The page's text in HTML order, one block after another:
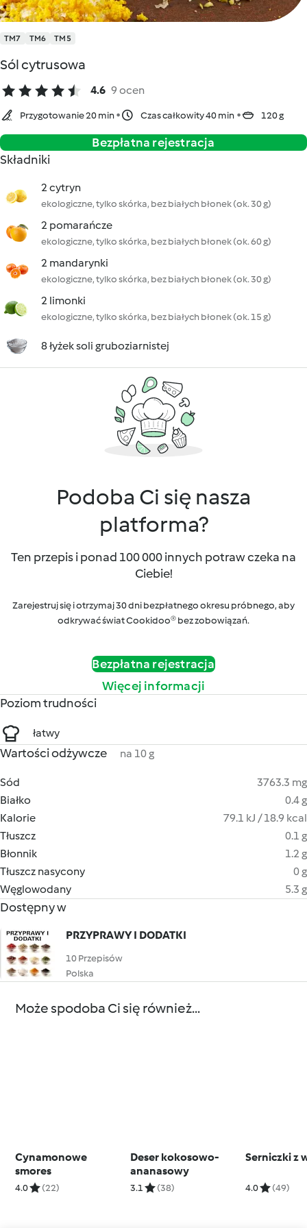
TM7 TM6 TM5
Sól cytrusowa
4.6 9 ocen
Przygotowanie 20 min Czas całkowity 40 min 120 g
Bezpłatna rejestracja
Składniki
2 cytryn
ekologiczne, tylko skórka, bez białych błonek (ok. 30 g)
2 pomarańcze
ekologiczne, tylko skórka, bez białych błonek (ok. 60 g)
2 mandarynki
ekologiczne, tylko skórka, bez białych błonek (ok. 30 g)
2 limonki
ekologiczne, tylko skórka, bez białych błonek (ok. 15 g)
8 łyżek soli gruboziarnistej
Podoba Ci się nasza
platforma?
Ten przepis i ponad 100 000 innych potraw czeka na
Ciebie!
Zarejestruj się i otrzymaj 30 dni bezpłatnego okresu próbnego, aby
odkrywać świat Cookidoo® bez zobowiązań.
Bezpłatna rejestracja
Więcej informacji
Poziom trudności
łatwy
Wartości odżywcze na 10 g
Sód
3763.3 mg
Białko
0.4 g
Kalorie
79.1 kJ / 18.9 kcal
Tłuszcz
0.1 g
Błonnik
1.2 g
Tłuszcz nasycony
0 g
Węglowodany
5.3 g
Dostępny w
PRZYPRAWY I DODATKI
10 Przepisów
Polska
Może spodoba Ci się również...
Cynamonowe
smores
4.0 (22)
Deser kokosowo-
ananasowy
3.1 (38)
Serniczki z
4.0 (49)